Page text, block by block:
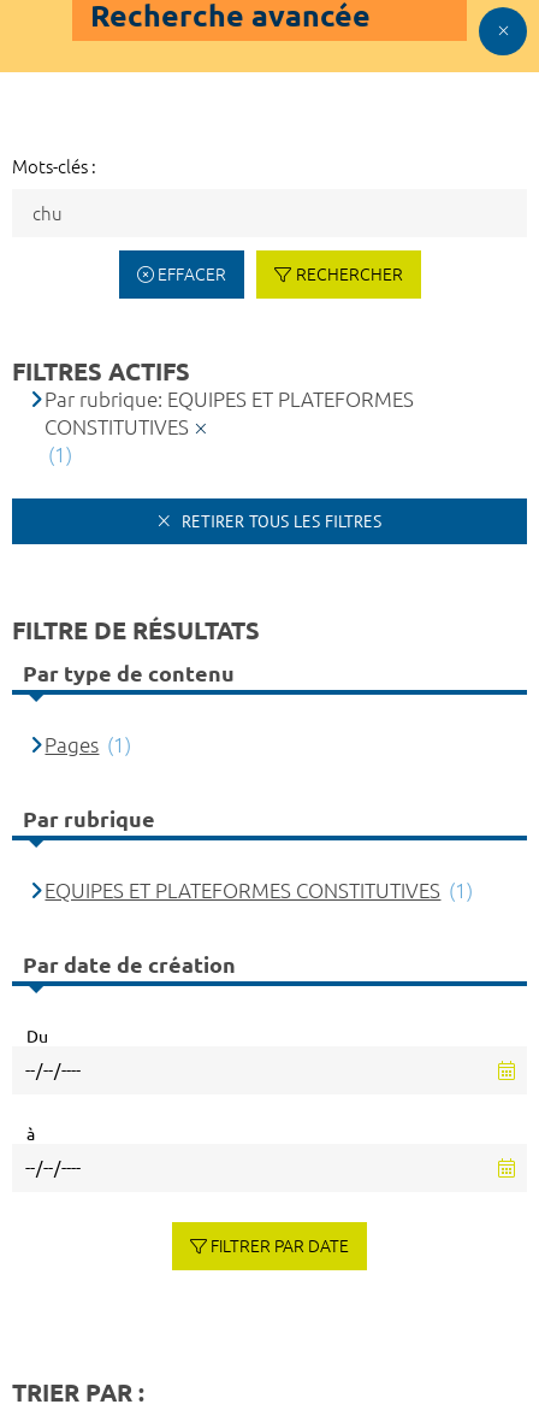
Recherche avancée
Mots-clés :
EFFACER RECHERCHER
FILTRES ACTIFS
Par rubrique: EQUIPES ET PLATEFORMES
CONSTITUTIVES
(1)
RETIRER TOUS LES FILTRES
FILTRE DE RÉSULTATS
Par type de contenu
Pages (1)
Par rubrique
EQUIPES ET PLATEFORMES CONSTITUTIVES (1)
Par date de création
Du
à
FILTRER PAR DATE
TRIER PAR :